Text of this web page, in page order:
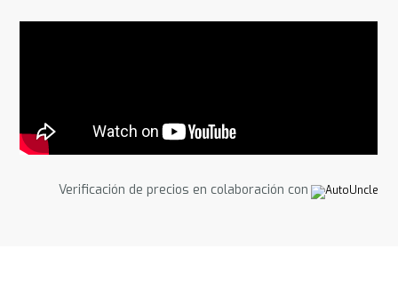
Verificación de precios en colaboración con